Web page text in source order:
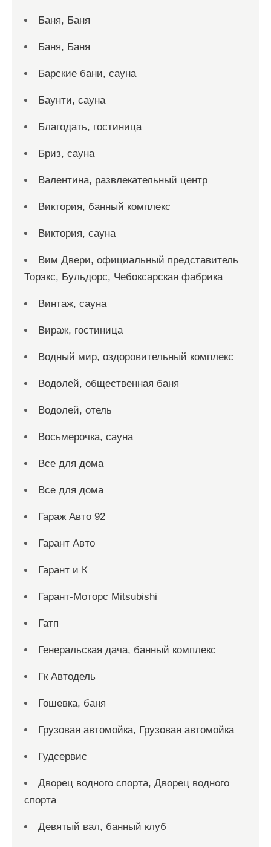
Баня, Баня
Баня, Баня
Барские бани, сауна
Баунти, сауна
Благодать, гостиница
Бриз, сауна
Валентина, развлекательный центр
Виктория, банный комплекс
Виктория, сауна
Вим Двери, официальный представитель
Торэкс, Бульдорс, Чебоксарская фабрика
Винтаж, сауна
Вираж, гостиница
Водный мир, оздоровительный комплекс
Водолей, общественная баня
Водолей, отель
Восьмерочка, сауна
Все для дома
Все для дома
Гараж Авто 92
Гарант Авто
Гарант и К
Гарант-Моторс Mitsubishi
Гатп
Генеральская дача, банный комплекс
Гк Автодель
Гошевка, баня
Грузовая автомойка, Грузовая автомойка
Гудсервис
Дворец водного спорта, Дворец водного
спорта
Девятый вал, банный клуб